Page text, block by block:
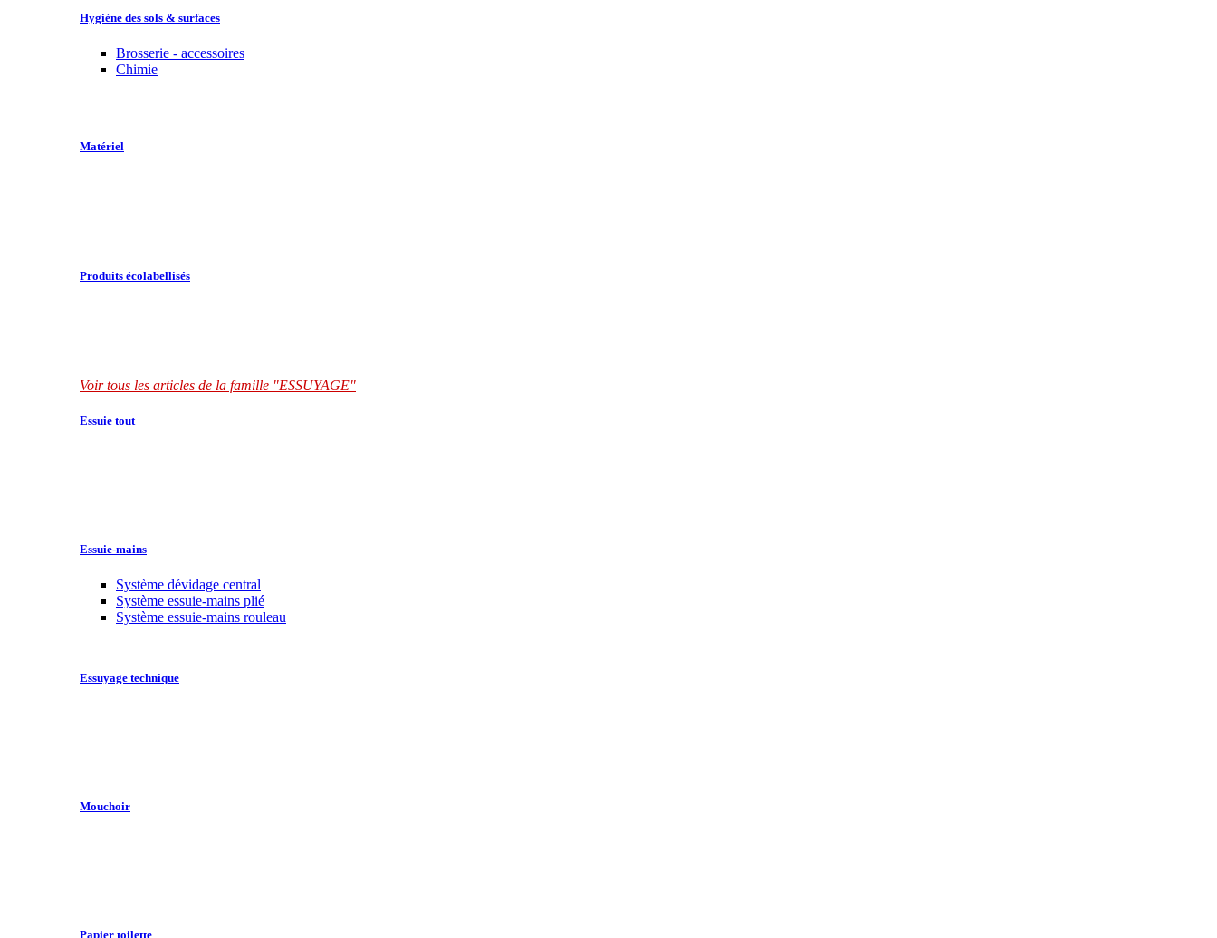
Hygiène des sols & surfaces
Brosserie - accessoires
Chimie
Matériel
Produits écolabellisés
Voir tous les articles de la famille "ESSUYAGE"
Essuie tout
Essuie-mains
Système dévidage central
Système essuie-mains plié
Système essuie-mains rouleau
Essuyage technique
Mouchoir
Papier toilette